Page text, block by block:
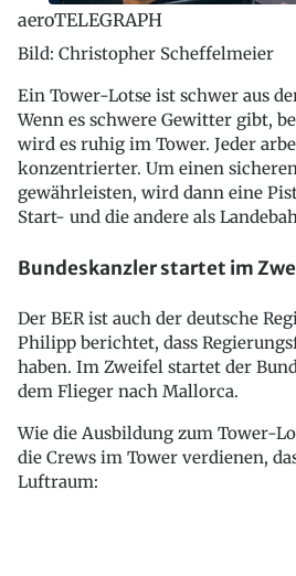
aeroTELEGRAPH
Bild: Christopher Scheffelmeier
Ein Tower-Lotse ist schwer aus
Wenn es schwere Gewitter gibt,
wird es ruhig im Tower. Jeder
konzentrierter. Um einen
gewährleisten, wird dann eine
Start- und die andere als
Bundeskanzler startet im
Der BER ist auch der deutsche
Philipp berichtet, dass
haben. Im Zweifel startet der
dem Flieger nach Mallorca.
Wie die Ausbildung zum Tower-
die Crews im Tower verdienen,
Luftraum: